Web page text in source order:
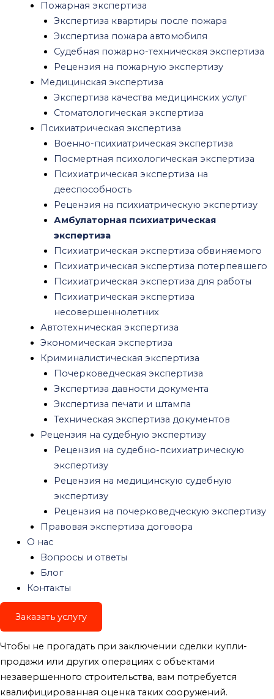
Пожарная экспертиза
Экспертиза квартиры после пожара
Экспертиза пожара автомобиля
Судебная пожарно-техническая экспертиза
Рецензия на пожарную экспертизу
Медицинская экспертиза
Экспертиза качества медицинских услуг
Стоматологическая экспертиза
Психиатрическая экспертиза
Военно-психиатрическая экспертиза
Посмертная психологическая экспертиза
Психиатрическая экспертиза на
дееспособность
Рецензия на психиатрическую экспертизу
Амбулаторная психиатрическая
экспертиза
Психиатрическая экспертиза обвиняемого
Психиатрическая экспертиза потерпевшего
Психиатрическая экспертиза для работы
Психиатрическая экспертиза
несовершеннолетних
Автотехническая экспертиза
Экономическая экспертиза
Криминалистическая экспертиза
Почерковедческая экспертиза
Экспертиза давности документа
Экспертиза печати и штампа
Техническая экспертиза документов
Рецензия на судебную экспертизу
Рецензия на судебно-психиатрическую
экспертизу
Рецензия на медицинскую судебную
экспертизу
Рецензия на почерковедческую экспертизу
Правовая экспертиза договора
О нас
Вопросы и ответы
Блог
Контакты
Заказать услугу
Психиатрическая экспертиза
несовершеннолетних
Автотехническая экспертиза
Экономическая экспертиза
Криминалистическая экспертиза
Почерковедческая экспертиза
Экспертиза давности документа
Экспертиза печати и штампа
Техническая экспертиза документов
Рецензия на судебную экспертизу
Рецензия на судебно-психиатрическую
экспертизу
Рецензия на медицинскую судебную
экспертизу
Рецензия на почерковедческую экспертизу
Правовая экспертиза договора
О нас
Вопросы и ответы
Блог
Контакты
Экспертный центр Независимость»
незавершенного строительства (недостроя)
Оценка Объектов
Незавершенного
Строительства
(недостроя)
Без рубрики/ От
Чтобы не прогадать при заключении сделки купли-
продажи или других операциях с объектами
незавершенного строительства, вам потребуется
квалифицированная оценка таких сооружений.